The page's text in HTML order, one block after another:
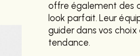
offre également des
look parfait. Leur
guider dans vos
tendance.